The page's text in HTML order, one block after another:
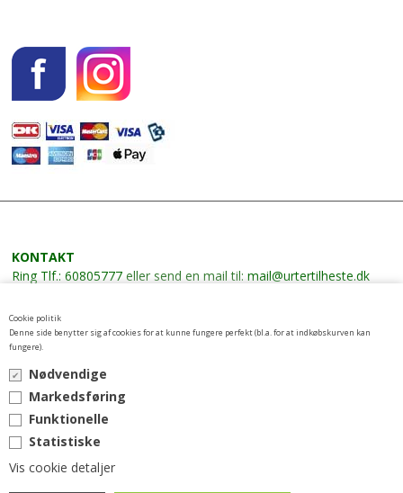
Cookie politik
Denne side benytter sig af cookies for at kunne fungere perfekt (bl.a. for at indkøbskurven kan
fungere).
Nødvendige
Markedsføring
Funktionelle
Statistiske
Vis cookie detaljer
KONTAKT
Ring Tlf.: 60805777eller send en mail til: mail@urtertilheste.dk
VILKÅR
Leverings- og betalingsbetingelser
NYHEDSBREV
Tilmeld nyhedsbrev her